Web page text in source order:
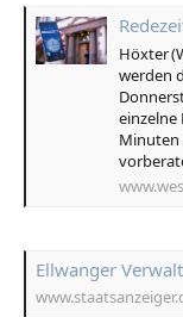
Höxter
werden
einzelne
Minuten
Ellwanger Verwaltung: